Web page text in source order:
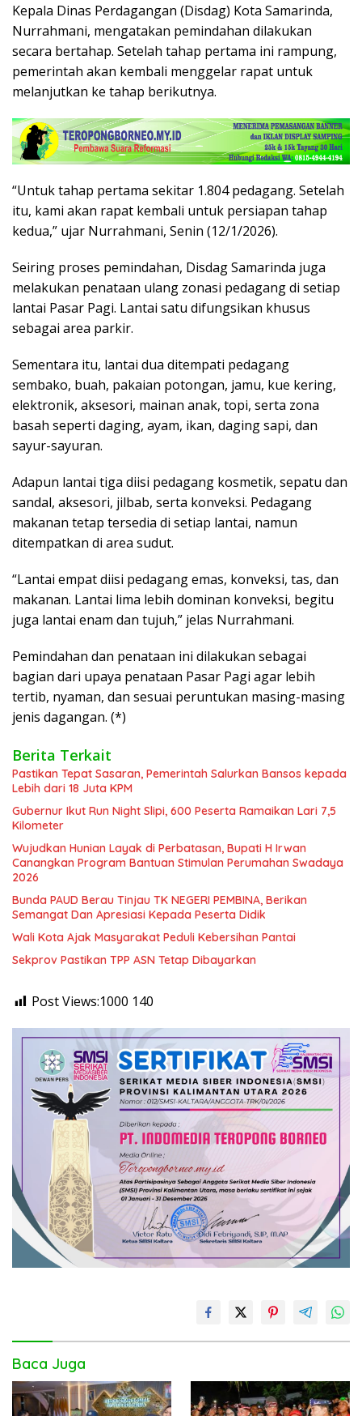
Kepala Dinas Perdagangan (Disdag) Kota Samarinda,
Nurrahmani, mengatakan pemindahan dilakukan
secara bertahap. Setelah tahap pertama ini rampung,
pemerintah akan kembali menggelar rapat untuk
melanjutkan ke tahap berikutnya.
“Untuk tahap pertama sekitar 1.804 pedagang. Setelah
itu, kami akan rapat kembali untuk persiapan tahap
kedua,” ujar Nurrahmani, Senin (12/1/2026).
Seiring proses pemindahan, Disdag Samarinda juga
melakukan penataan ulang zonasi pedagang di setiap
lantai Pasar Pagi. Lantai satu difungsikan khusus
sebagai area parkir.
Sementara itu, lantai dua ditempati pedagang
sembako, buah, pakaian potongan, jamu, kue kering,
elektronik, aksesori, mainan anak, topi, serta zona
basah seperti daging, ayam, ikan, daging sapi, dan
sayur-sayuran.
Adapun lantai tiga diisi pedagang kosmetik, sepatu dan
sandal, aksesori, jilbab, serta konveksi. Pedagang
makanan tetap tersedia di setiap lantai, namun
ditempatkan di area sudut.
“Lantai empat diisi pedagang emas, konveksi, tas, dan
makanan. Lantai lima lebih dominan konveksi, begitu
juga lantai enam dan tujuh,” jelas Nurrahmani.
Pemindahan dan penataan ini dilakukan sebagai
bagian dari upaya penataan Pasar Pagi agar lebih
tertib, nyaman, dan sesuai peruntukan masing-masing
jenis dagangan. (*)
Berita Terkait
Pastikan Tepat Sasaran, Pemerintah Salurkan Bansos kepada
Lebih dari 18 Juta KPM
Gubernur Ikut Run Night Slipi, 600 Peserta Ramaikan Lari 7,5
Kilometer
Wujudkan Hunian Layak di Perbatasan, Bupati H Irwan
Canangkan Program Bantuan Stimulan Perumahan Swadaya
2026
Bunda PAUD Berau Tinjau TK NEGERI PEMBINA, Berikan
Semangat Dan Apresiasi Kepada Peserta Didik
Wali Kota Ajak Masyarakat Peduli Kebersihan Pantai
Sekprov Pastikan TPP ASN Tetap Dibayarkan
Post Views:1000 140
Baca Juga